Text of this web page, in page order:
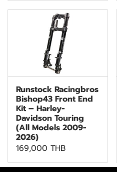
Runstock Racingbros
Bishop43 Front End
Kit – Harley-
Davidson Touring
(All Models 2009-
2026)
169,000 THB